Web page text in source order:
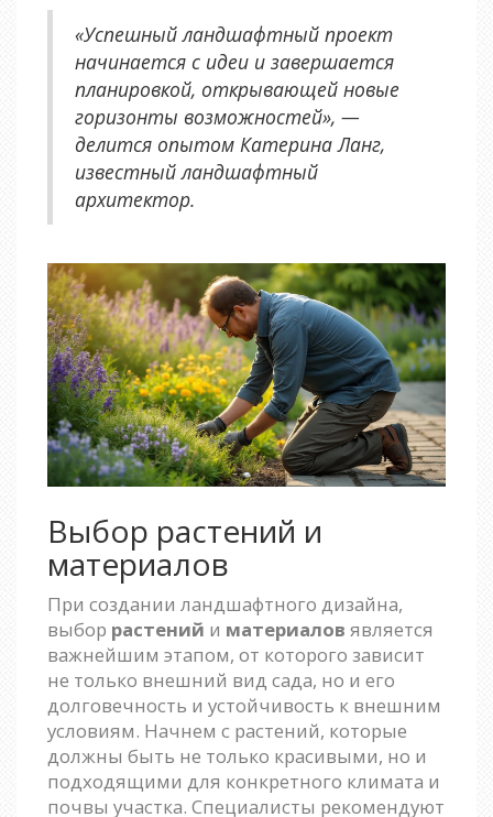
«Успешный ландшафтный проект
начинается с идеи и завершается
планировкой, открывающей новые
горизонты возможностей», —
делится опытом Катерина Ланг,
известный ландшафтный
архитектор.
Выбор растений и
материалов
При создании ландшафтного дизайна,
выбор растений и материалов является
важнейшим этапом, от которого зависит
не только внешний вид сада, но и его
долговечность и устойчивость к внешним
условиям. Начнем с растений, которые
должны быть не только красивыми, но и
подходящими для конкретного климата и
почвы участка. Специалисты рекомендуют